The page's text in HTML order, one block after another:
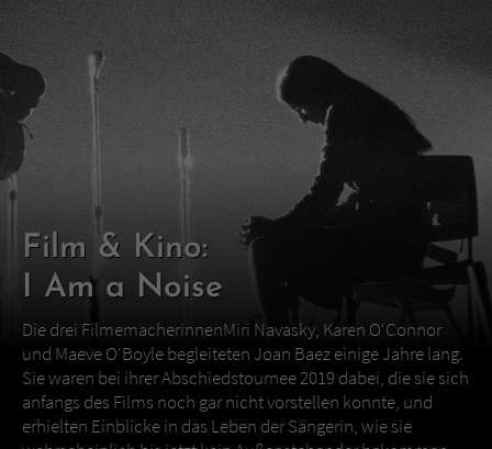
Film & Kino:
I Am a Noise
Die drei FilmemacherinnenMiri Navasky, Karen O‘Connor
und Maeve O‘Boyle begleiteten Joan Baez einige Jahre lang.
Sie waren bei ihrer Abschiedstournee 2019 dabei, die sie sich
anfangs des Films noch gar nicht vorstellen konnte, und
erhielten Einblicke in das Leben der Sängerin, wie sie